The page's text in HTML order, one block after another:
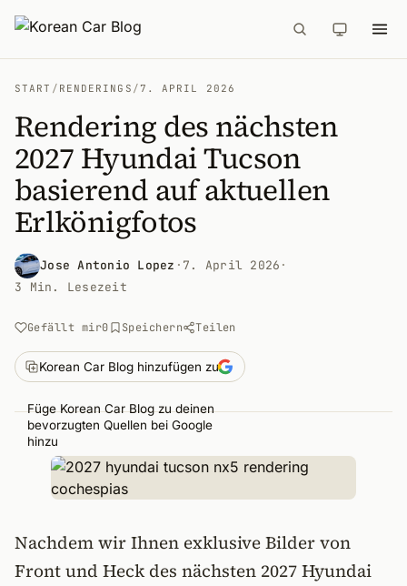
START / RENDERINGS / 7. APRIL 2026
Rendering des nächsten
2027 Hyundai Tucson
basierend auf aktuellen
Erlkönigfotos
Jose Antonio Lopez · 7. April 2026 ·
3 Min. Lesezeit
Gefällt mir0 Speichern Teilen
Korean Car Blog hinzufügen zu
Füge Korean Car Blog zu deinen
bevorzugten Quellen bei Google
hinzu
Nachdem wir Ihnen exklusive Bilder von
Front und Heck des nächsten 2027 Hyundai